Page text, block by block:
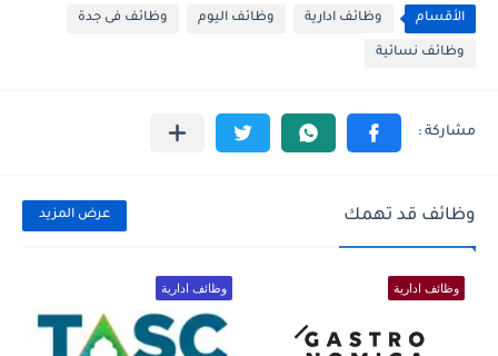
الأقسام وظائف ادارية وظائف اليوم وظائف فى جدة
وظائف نسائية
وظائف قد تهمك عرض المزيد
وظائف ادارية وظائف ادارية